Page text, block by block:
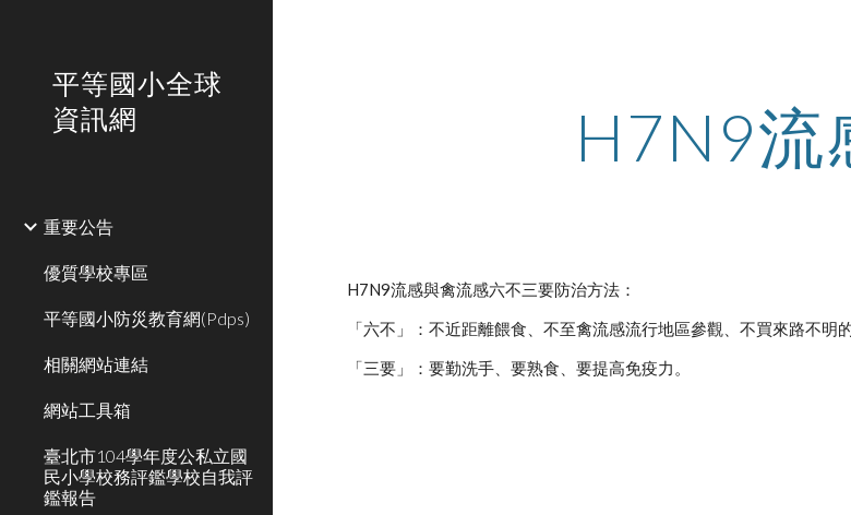
平等國小全球
資訊網
重要公告
優質學校專區
平等國小防災教育網(Pdps)
相關網站連結
網站工具箱
臺北市104學年度公私立國
民小學校務評鑑學校自我評
鑑報告
H7N9流
H7N9流感與禽流感六不三要防治方法：
「六不」：不近距離餵食、不至禽流感流行地區參觀、不買來路不
「三要」：要勤洗手、要熟食、要提高免疫力。